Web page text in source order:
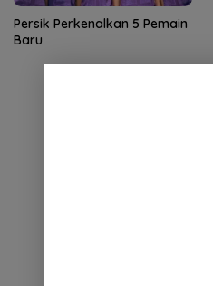
Persik Perkenalkan 5 Pemain
Baru